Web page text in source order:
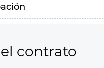
contrato